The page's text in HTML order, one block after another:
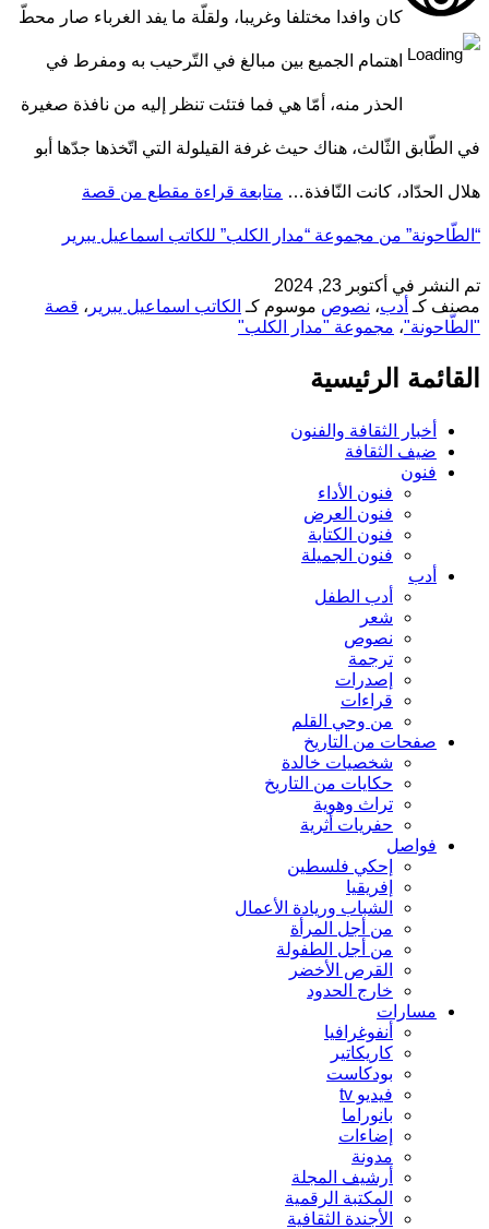
كان وافدا مختلفا وغريبا، ولقلّة ما يفد الغرباء صار محطّ
اهتمام الجميع بين مبالغ في التّرحيب به ومفرط في
الحذر منه، أمّا هي فما فتئت تنظر إليه من نافذة صغيرة
في الطّابق الثّالث، هناك حيث غرفة القيلولة التي اتّخذها جدّها أبو
هلال الحدّاد، كانت النّافذة… متابعة قراءة مقطع من قصة
“الطّاحونة” من مجموعة “مدار الكلب” للكاتب اسماعيل يبرير
تم النشر في أكتوبر 23, 2024
مصنف كـ أدب، نصوص موسوم كـ الكاتب اسماعيل يبرير ، قصة
"الطّاحونة"، مجموعة "مدار الكلب"
القائمة الرئيسية
أخبار الثقافة والفنون
ضيف الثقافة
فنون
فنون الأداء
فنون العرض
فنون الكتابة
فنون الجميلة
أدب
أدب الطفل
شعر
نصوص
ترجمة
إصدرات
قراءات
من وحي القلم
صفحات من التاريخ
شخصيات خالدة
حكايات من التاريخ
تراث وهوية
حفريات أثرية
فواصل
إحكي فلسطين
إفريقيا
الشباب وريادة الأعمال
من أجل المرأة
من أجل الطفولة
القرص الأخضر
خارج الحدود
مسارات
أنفوغرافيا
كاريكاتير
بودكاست
فيديو tv
بانوراما
إضاءات
مدونة
أرشيف المجلة
المكتبة الرقمية
الأجندة الثقافية